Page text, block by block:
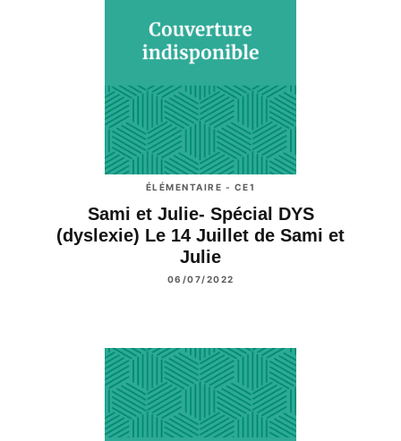
ÉLÉMENTAIRE - CE1
Sami et Julie- Spécial DYS
(dyslexie) Le 14 Juillet de Sami et
Julie
06/07/2022